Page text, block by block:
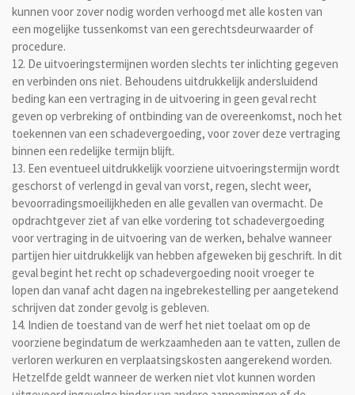
kunnen voor zover nodig worden verhoogd met alle kosten van
een mogelijke tussenkomst van een gerechtsdeurwaarder of
procedure.
12. De uitvoeringstermijnen worden slechts ter inlichting gegeven
en verbinden ons niet. Behoudens uitdrukkelijk andersluidend
beding kan een vertraging in de uitvoering in geen geval recht
geven op verbreking of ontbinding van de overeenkomst, noch het
toekennen van een schadevergoeding, voor zover deze vertraging
binnen een redelijke termijn blijft.
13. Een eventueel uitdrukkelijk voorziene uitvoeringstermijn wordt
geschorst of verlengd in geval van vorst, regen, slecht weer,
bevoorradingsmoeilijkheden en alle gevallen van overmacht. De
opdrachtgever ziet af van elke vordering tot schadevergoeding
voor vertraging in de uitvoering van de werken, behalve wanneer
partijen hier uitdrukkelijk van hebben afgeweken bij geschrift. In dit
geval begint het recht op schadevergoeding nooit vroeger te
lopen dan vanaf acht dagen na ingebrekestelling per aangetekend
schrijven dat zonder gevolg is gebleven.
14. Indien de toestand van de werf het niet toelaat om op de
voorziene begindatum de werkzaamheden aan te vatten, zullen de
verloren werkuren en verplaatsingskosten aangerekend worden.
Hetzelfde geldt wanneer de werken niet vlot kunnen worden